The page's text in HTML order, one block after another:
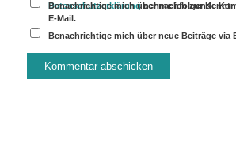
Datenschutzerklärungnehme ich zur
Benachrichtige mich über nachfolgende
E-Mail.
Benachrichtige mich über neue Beiträge via